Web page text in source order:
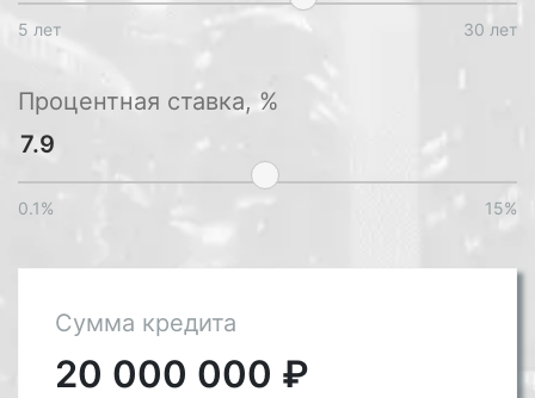
5 лет 30 лет
Процентная ставка, %
0.1% 15%
Сумма кредита
20 000 000 ₽